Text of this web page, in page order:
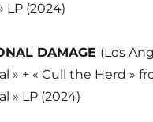
LP (2024)
DAMAGE (Los
» + « Cull the Herd »
» LP (2024)